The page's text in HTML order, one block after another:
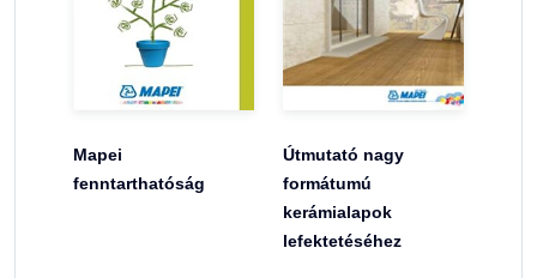
Mapei
fenntarthatóság
Útmutató nagy
formátumú
kerámialapok
lefektetéséhez